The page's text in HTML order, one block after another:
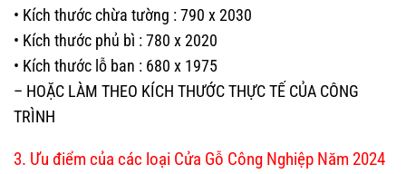
• Kích thước chừa tường : 790 x 2030
• Kích thước phủ bì : 780 x 2020
• Kích thước lỗ ban : 680 x 1975
– HOẶC LÀM THEO KÍCH THƯỚC THỰC TẾ CỦA CÔNG
TRÌNH
3. Ưu điểm của các loại Cửa Gỗ Công Nghiệp Năm 2024